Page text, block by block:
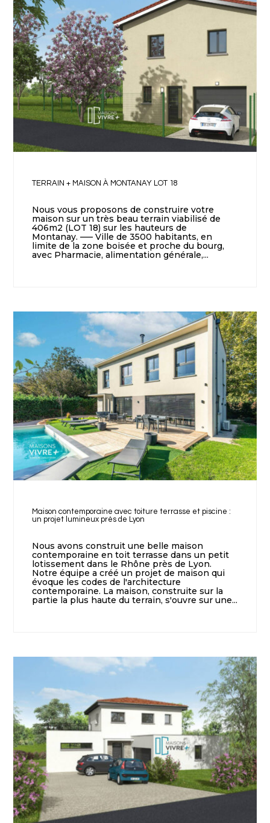
TERRAIN + MAISON À MONTANAY LOT 18
Nous vous proposons de construire votre
maison sur un très beau terrain viabilisé de
406m2 (LOT 18) sur les hauteurs de
Montanay. —– Ville de 3500 habitants, en
limite de la zone boisée et proche du bourg,
avec Pharmacie, alimentation générale,...
Maison contemporaine avec toiture terrasse et piscine :
un projet lumineux près de Lyon
Nous avons construit une belle maison
contemporaine en toit terrasse dans un petit
lotissement dans le Rhône près de Lyon.
Notre équipe a créé un projet de maison qui
évoque les codes de l'architecture
contemporaine. La maison, construite sur la
partie la plus haute du terrain, s'ouvre sur une...